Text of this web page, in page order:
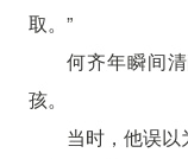
取。”
何齐年瞬间
孩。
当时，他误